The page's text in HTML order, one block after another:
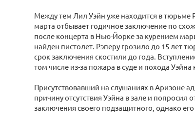
Между тем Лил Уэйн уже находится в тюрьме
марта отбывает годичное заключение по
после концерта в Нью-Йорке за курением
найден пистолет. Рэперу грозило до 15 лет
срок заключения скостили до года.
том числе из-за пожара в суде и похода Уэйна
Присутствовавший на слушаниях в Аризоне
причину отсутствия Уэйна в зале и
заключения своего подзащитного, однако